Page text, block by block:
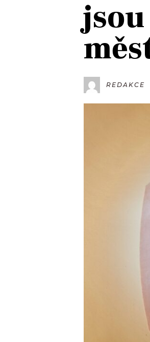
JAK
RÁDIO
PROGRAM
SOUTĚŽE
REDAKCE